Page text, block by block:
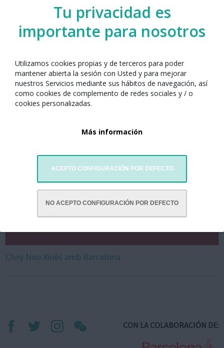
Tu privacidad es
importante para nosotros
Utilizamos cookies propias y de terceros para poder
mantener abierta la sesión con Usted y para mejorar
nuestros Servicios mediante sus hábitos de navegación, así
como cookies de complemento de redes sociales y / o
cookies personalizadas.
Más información
ACEPTO CONFIGURACIÓN POR DEFECTO
NO ACEPTO CONFIGURACIÓN POR DEFECTO
Año Nuevo Chino con Barcelona 2021
L'Any Nou Xinès amb Barcelona
CON LA COLABORACIÓN DE: